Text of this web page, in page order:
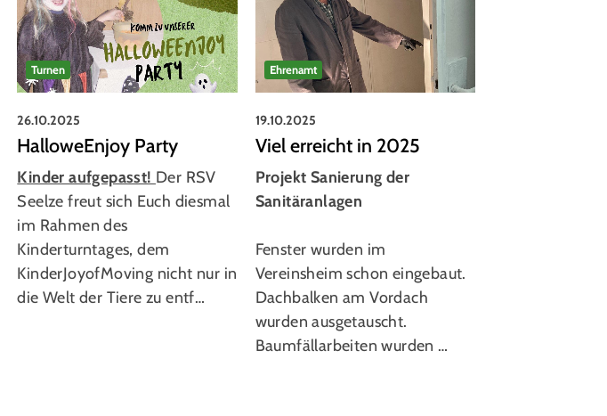
Turnen
26.10.2025
HalloweEnjoy Party
Kinder aufgepasst! Der RSV
Seelze freut sich Euch diesmal
im Rahmen des
Kinderturntages, dem
KinderJoyofMoving nicht nur in
die Welt der Tiere zu entf…
Ehrenamt
19.10.2025
Viel erreicht in 2025
Projekt Sanierung der
Sanitäranlagen
Fenster wurden im
Vereinsheim schon eingebaut.
Dachbalken am Vordach
wurden ausgetauscht.
Baumfällarbeiten wurden …